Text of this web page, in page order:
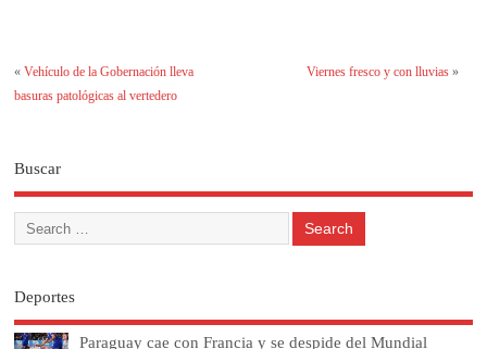
«Vehículo de la Gobernación lleva
basuras patológicas al vertedero
Viernes fresco y con lluvias»
Buscar
Deportes
Paraguay cae con Francia y se despide del Mundial